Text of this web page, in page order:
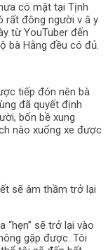
có mặt tại Tịnh
rất đông người v â y
từ YouTuber đến
bà Hằng đều có đủ.
tiếp đón nên bà
đã quyết định
bốn bề xung
nào xuống xe được
sẽ âm thầm trở lại
“hẹn” sẽ trở lại vào
gặp được. Tôi